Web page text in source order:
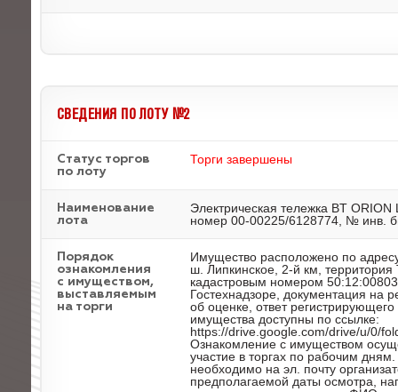
СВЕДЕНИЯ ПО ЛОТУ №2
Статус торгов
по лоту
Торги завершены
Наименование
лота
Электрическая тележка BT
номер 00-00225/6128774, № инв.
Порядок
ознакомления
с имуществом,
выставляемым
на торги
Имущество расположено по
ш. Липкинское, 2-й км, территория
кадастровым номером
Гостехнадзоре, документация на
об оценке, ответ
имущества доступны по ссылке:
https://drive.google.com/drive/u/0/
Ознакомление с имуществом
участие в торгах по рабочим
необходимо на эл. почту
предполагаемой даты осмотра,